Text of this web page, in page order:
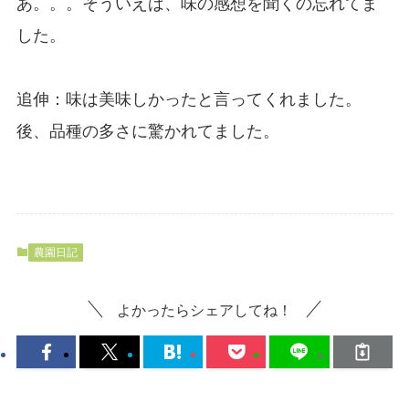
した。
追伸：味は美味しかったと言ってくれました。
後、品種の多さに驚かれてました。
農園日記
よかったらシェアしてね！